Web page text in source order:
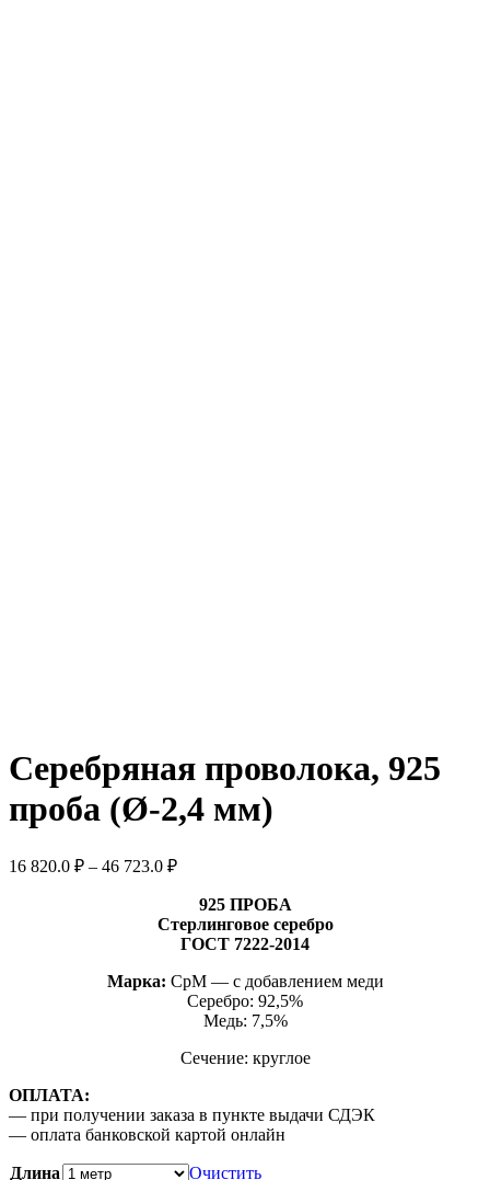
Серебряная проволока, 925
проба (Ø-2,4 мм)
16 820.0 ₽ – 46 723.0 ₽Диапазон
820.0 ₽
–
723.0 ₽
925 ПРОБА
Стерлинговое серебро
ГОСТ 7222-2014
Марка: СрМ — с добавлением меди
Серебро: 92,5%
Медь: 7,5%
Сечение: круглое
ОПЛАТА:
— при получении заказа в пункте выдачи СДЭК
— оплата банковской картой онлайн
Длина
Очистить